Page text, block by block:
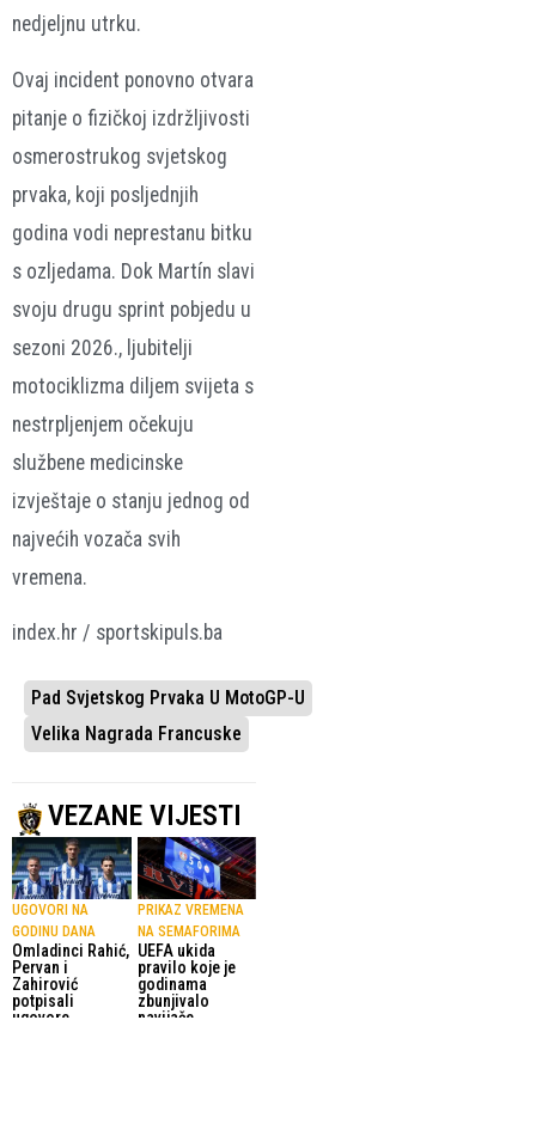
nedjeljnu utrku.
Ovaj incident ponovno otvara
pitanje o fizičkoj izdržljivosti
osmerostrukog svjetskog
prvaka, koji posljednjih
godina vodi neprestanu bitku
s ozljedama. Dok Martín slavi
svoju drugu sprint pobjedu u
sezoni 2026., ljubitelji
motociklizma diljem svijeta s
nestrpljenjem očekuju
službene medicinske
izvještaje o stanju jednog od
najvećih vozača svih
vremena.
index.hr / sportskipuls.ba
Pad Svjetskog Prvaka U MotoGP-U
Velika Nagrada Francuske
VEZANE VIJESTI
UGOVORI NA
GODINU DANA
Omladinci Rahić,
Pervan i
Zahirović
potpisali
ugovore
PRIKAZ VREMENA
NA SEMAFORIMA
UEFA ukida
pravilo koje je
godinama
zbunjivalo
navijače